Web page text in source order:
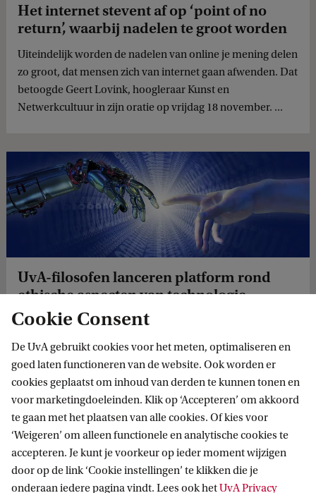
Het internet stevent af op ‘point of no
return’, waarbij nadelen te groot worden
Uiteindelijk worden de nadelen van online je mening delen
zo groot, dat mensen zich van internet gaan afwenden. Dat
betoogde Geert Lovink, hoogleraar Kunst en
Netwerkcultuur in zijn oratie op vrijdag 18 november. ...
UvA-filosofen lanceren platform rond
ethische aspecten van technologie
Slimme steden, medische technologie, kunstmatige
overal om ons heen en beïnvloedt ons dagelijks leven. Dat
Verantwoorde Digitale Transformaties
Cookie Consent
De UvA gebruikt cookies voor het meten, optimaliseren en
goed laten functioneren van de website. Ook worden er
cookies geplaatst om inhoud van derden te kunnen tonen en
voor marketingdoeleinden. Klik op ‘Accepteren’ om akkoord
te gaan met het plaatsen van alle cookies. Of kies voor
‘Weigeren’ om alleen functionele en analytische cookies te
accepteren. Je kunt je voorkeur op ieder moment wijzigen
door op de link ‘Cookie instellingen’ te klikken die je
onderaan iedere pagina vindt. Lees ook hetUvA Privacy